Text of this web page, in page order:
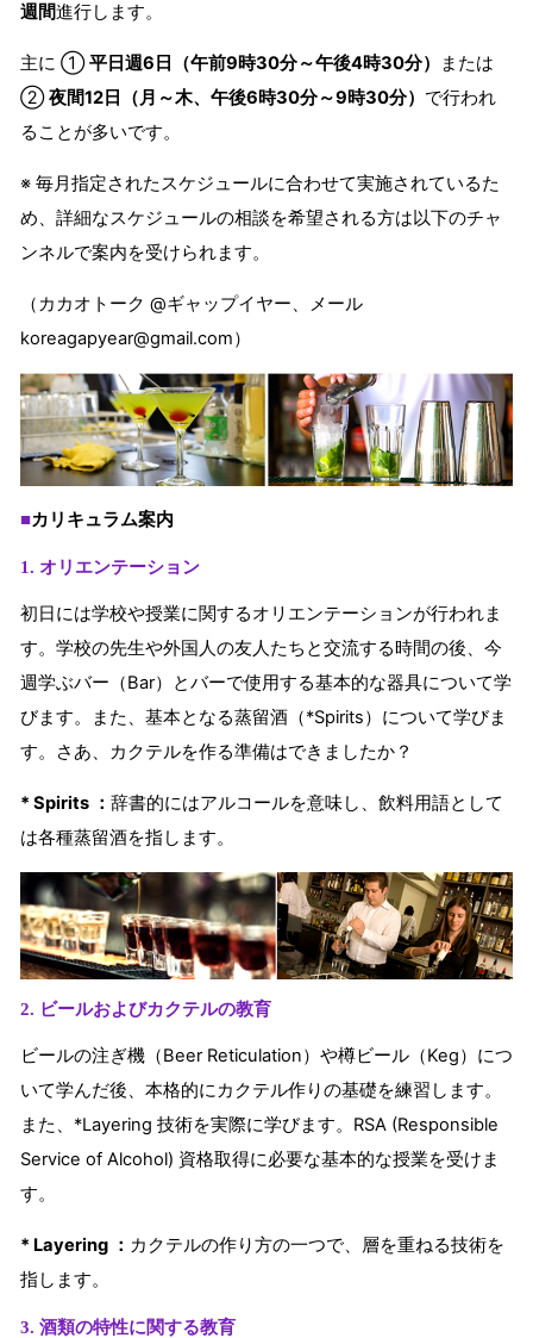
週間進行します。
主に ①平日週6日（午前9時30分～午後4時30分）
または
②夜間12日（月～木、午後6時30分～9時30分） で行われ
ることが多いです。
※ 毎月指定されたスケジュールに合わせて実施されているた
め、詳細なスケジュールの相談を希望される方は以下のチャ
ンネルで案内を受けられます。
（カカオトーク @ギャップイヤー、メール
koreagapyear@gmail.com）
■カリキュラム案内
1. オリエンテーション
初日には学校や授業に関するオリエンテーションが行われま
す。学校の先生や外国人の友人たちと交流する時間の後、今
週学ぶバー（Bar）とバーで使用する基本的な器具について学
びます。
また、基本となる蒸留酒（*Spirits）について学びま
す。さあ、カクテルを作る準備はできましたか？
* Spirits ： 辞書的にはアルコールを意味し、飲料用語として
は各種蒸留酒を指します。
2. ビールおよびカクテルの教育
ビールの注ぎ機（Beer Reticulation）や樽ビール（Keg）につ
いて学んだ後、本格的にカクテル作りの基礎を練習します。
また、*Layering 技術を実際に学びます。RSA (Responsible
Service of Alcohol) 資格取得に必要な基本的な授業を受けま
す。
* Layering ： カクテルの作り方の一つで、層を重ねる技術を
指します。
3. 酒類の特性に関する教育